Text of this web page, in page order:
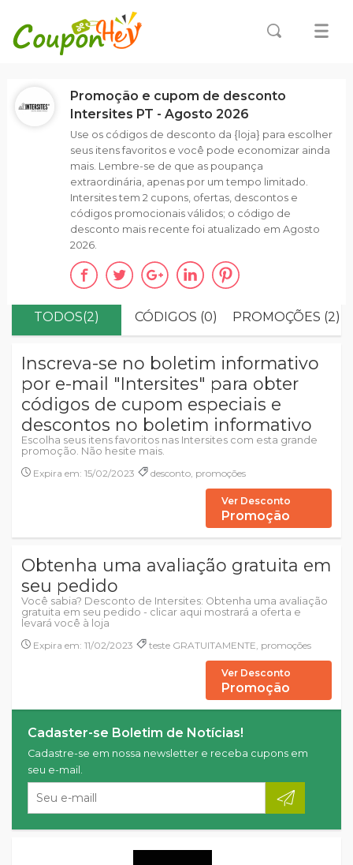
TODOS(2) CÓDIGOS (0) PROMOÇÕES (2)
Inscreva-se no boletim informativo
por e-mail "Intersites" para obter
códigos de cupom especiais e
descontos no boletim informativo
Escolha seus itens favoritos nas Intersites com esta grande
promoção. Não hesite mais.
Expira em: 15/02/2023
desconto, promoções
Ver Desconto
Promoção
Obtenha uma avaliação gratuita em
seu pedido
Você sabia? Desconto de Intersites: Obtenha uma avaliação
gratuita em seu pedido - clicar aqui mostrará a oferta e
levará você à loja
Expira em: 11/02/2023
teste GRATUITAMENTE, promoções
Ver Desconto
Promoção
Cadaster-se Boletim de Notícias!
Cadastre-se em nossa newsletter e receba cupons em
seu e-mail.
Promoção e cupom de desconto
Intersites PT - Agosto 2026
Use os códigos de desconto da {loja} para escolher
seus itens favoritos e você pode economizar ainda
mais. Lembre-se de que as poupança
extraordinária, apenas por um tempo limitado.
Intersites tem 2 cupons, ofertas, descontos e
códigos promocionais válidos; o código de
desconto mais recente foi atualizado em Agosto
2026.